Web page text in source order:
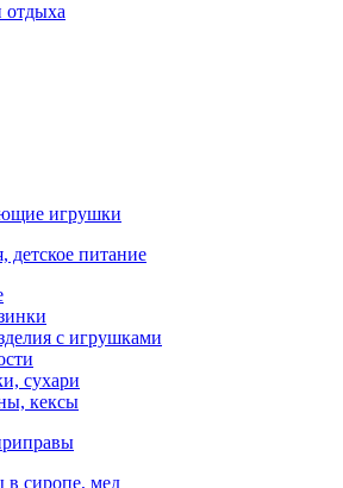
отдыха
игрушки
детское питание
с игрушками
сухари
кексы
в сиропе, мед